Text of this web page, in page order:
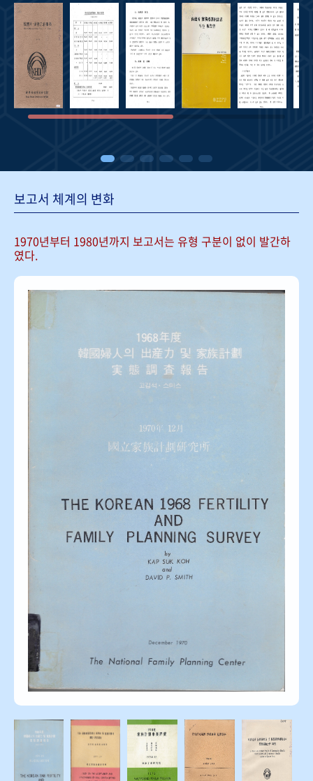
보고서 체계의 변화
1970년부터 1980년까지 보고서는 유형 구분이 없이 발간하
였다.